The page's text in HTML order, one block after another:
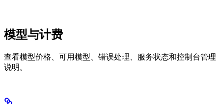
模型与计费
查看模型价格、可用模型、错误处理、服务状态和控制台管理
说明。